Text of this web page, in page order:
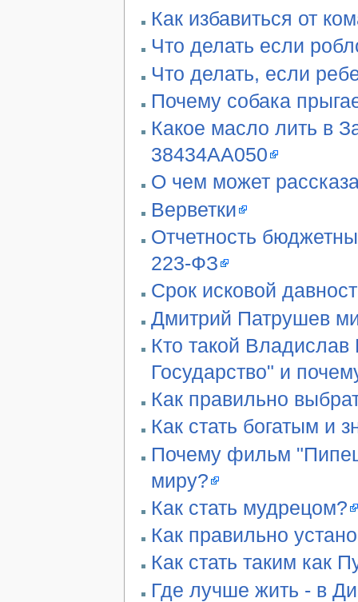
Как избавиться от
Что делать если
Что делать, если
Почему собака
Какое масло лить в
38434AA050
О чем может
Верветки
Отчетность
223-ФЗ
Срок исковой
Дмитрий Патрушев
Кто такой
Государство" и
Как правильно
Как стать богатым и
Почему фильм
миру?
Как стать мудрецом?
Как правильно
Как стать таким как
Где лучше жить - в